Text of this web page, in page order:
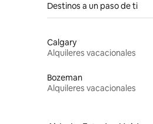
Destinos a un paso de ti
Calgary
Alquileres vacacionales
Bozeman
Alquileres vacacionales